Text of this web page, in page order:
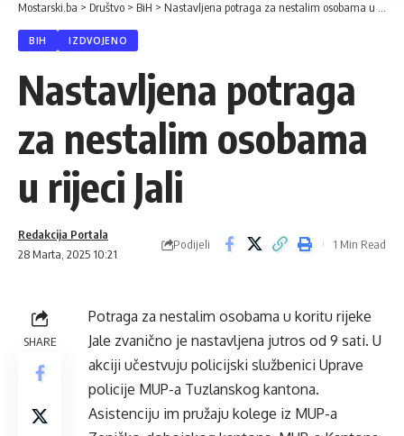
Mostarski.ba > Društvo > BiH > Nastavljena potraga za nestalim osobama u rijeci Jali
BIH IZDVOJENO
Nastavljena potraga
za nestalim osobama
u rijeci Jali
28 Marta, 2025 10:21
Redakcija Portala
Podijeli 1 Min Read
SHARE
Potraga za nestalim osobama u koritu rijeke
Jale zvanično je nastavljena jutros od 9 sati. U
akciji učestvuju policijski službenici Uprave
policije MUP-a Tuzlanskog kantona.
Asistenciju im pružaju kolege iz MUP-a